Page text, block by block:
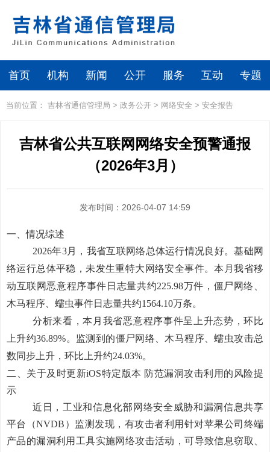
首页 机构 新闻 公开 服务 互动 专题
当前位置： 吉林省通信管理局 > 政务公开 > 网络安全 > 安全报告
吉林省公共互联网网络安全预警通报
（2026年3月）
发布时间：2026-04-07 14:59
一、情况综述
2026年3月
，我省互联网络总体运行情况良好。基础网
络运行总体平稳，未发生重特大 网络安全事件。本月我省移
动互联网恶意程序事件日志量共约225.98万件， 僵尸网络、
木马程序、蠕虫事件日志量共约1564.10万条。
分析来看，本月我省恶意程序事件呈上升态势，环比
上升约36.89%。监测到的僵尸网络、木马程序、蠕虫攻击总
数同步上升，环比上升约24.03%。
二、关于及时更新iOS特定版本 防范漏洞攻击利用的风险提
示
近日，工业和信息化部网络安全威胁和漏洞信息共享
平台（NVDB）监测发现，有攻击者利用针对苹果公司终端
产品的漏洞利用工具实施网络攻击活动，可导致信息窃取、